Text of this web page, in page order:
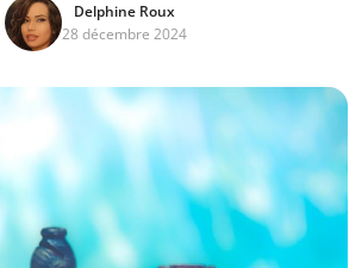
Delphine Roux
28 décembre 2024